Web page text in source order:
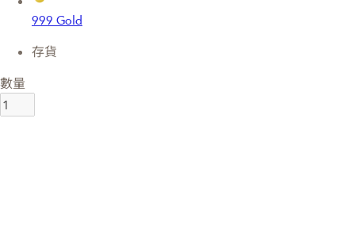
999 Gold
存貨
數量